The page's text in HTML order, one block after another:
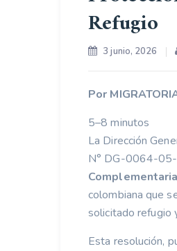
Refugio
3 junio, 2026
Por
5–8 minutos
La Dirección
N° DG-0064-05-
Complementaria
colombiana que
solicitado refugio
Esta resolución,